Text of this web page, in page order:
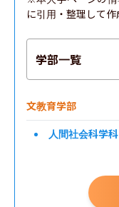
に引用・整理して作
学部一覧
文教育学部
人間社会科学